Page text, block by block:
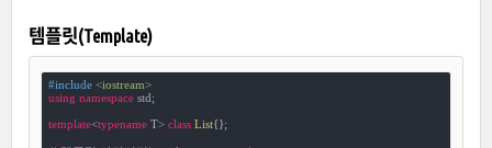
템플릿(Template)
#include <iostream>
using namespace std;
template<typename T> class List{};